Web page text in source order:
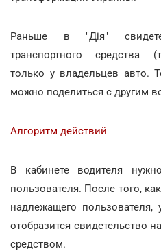
Раньше в "Дія"
транспортного средства
только у владельцев авто.
можно поделиться с другим
Алгоритм действий
В кабинете водителя
пользователя. После того,
надлежащего пользователя,
отобразится свидетельство
средством.